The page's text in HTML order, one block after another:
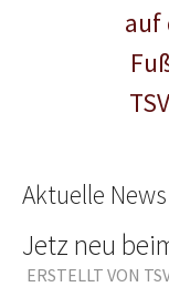
auf
Aktuelle
Jetz neu
ERSTELLT VON